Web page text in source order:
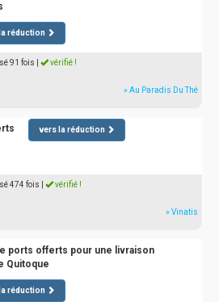
réduction
91 fois vérifié !
» Au Paradis Du Thé
vers la réduction
474 fois vérifié !
» Vinatis
ports offerts pour une livraison
Quitoque
réduction